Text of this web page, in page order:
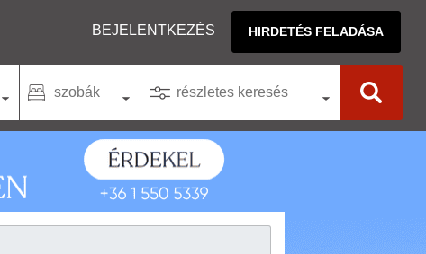
BEJELENTKEZÉS HIRDETÉS FELADÁSA
szobák részletes keresés